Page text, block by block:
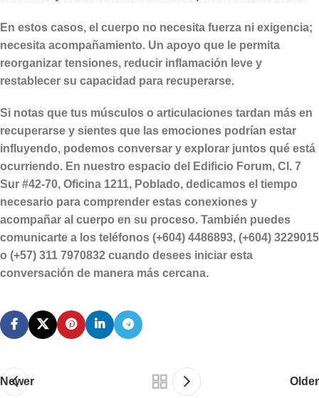
En estos casos, el cuerpo no necesita fuerza ni exigencia;
necesita acompañamiento. Un apoyo que le permita
reorganizar tensiones, reducir inflamación leve y
restablecer su capacidad para recuperarse.
Si notas que tus músculos o articulaciones tardan más en
recuperarse y sientes que las emociones podrían estar
influyendo, podemos conversar y explorar juntos qué está
ocurriendo. En nuestro espacio del Edificio Forum, Cl. 7
Sur #42-70, Oficina 1211, Poblado, dedicamos el tiempo
necesario para comprender estas conexiones y
acompañar al cuerpo en su proceso. También puedes
comunicarte a los teléfonos (+604) 4486893, (+604) 3229015
o (+57) 311 7970832 cuando desees iniciar esta
conversación de manera más cercana.
Newer Older